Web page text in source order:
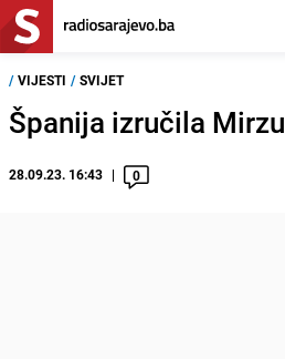
/ VIJESTI / SVIJET
Španija izručila
28.09.23. 16:43 0